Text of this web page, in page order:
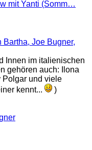
mit Yanti (Somm…
Bartha, Joe Bugner,
Innen im italienischen
gehören auch: Ilona
Polgar und viele
kennt...
)